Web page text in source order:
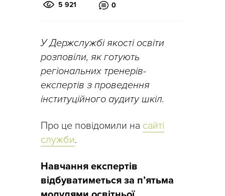
5 921 0
У Держслужбі якості освіти
розповіли, як готують
регіональних тренерів-
експертів з проведення
інституційного аудиту шкіл.
Про це повідомили на сайті
служби.
Навчання експертів
відбуватиметься за п’ятьма